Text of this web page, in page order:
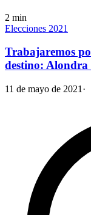
2 min
Elecciones 2021
Trabajaremos
destino: Alondra
11 de mayo de 2021 ·